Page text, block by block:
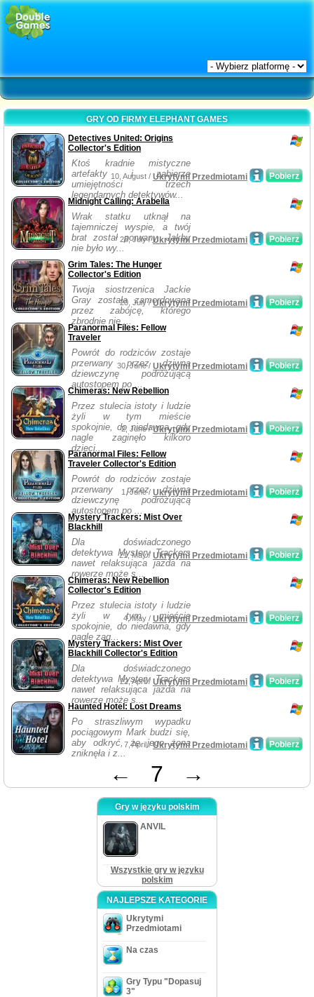
GRY OD FIRMY ELEPHANT GAMES
Detectives United: Origins
Collector's Edition
Ktoś kradnie mistyczne
artefakty i zabierze
umiejętności trzech
legendarnych detektywów...
Pobierz
10, August / Ukrytymi Przedmiotami
Midnight Calling: Arabella
Wrak statku utknął na
tajemniczej wyspie, a twój
brat został porwany. Jakby
nie było wy...
Pobierz
28, July /Ukrytymi Przedmiotami
Grim Tales: The Hunger
Collector's Edition
Twoja siostrzenica Jackie
Gray została zamordowana
przez zabójcę, którego
zbrodnie nie ...
Pobierz
20, July /Ukrytymi Przedmiotami
Paranormal Files: Fellow
Traveler
Powrót do rodziców zostaje
przerwany przez dziwną
dziewczynę podróżującą
autostopem po ...
Pobierz
30, June / Ukrytymi Przedmiotami
Chimeras: New Rebellion
Przez stulecia istoty i ludzie
żyli w tym mieście
spokojnie, do niedawna, gdy
nagle zaginęło kilkoro
dzieci...
Pobierz
2, June /Ukrytymi Przedmiotami
Paranormal Files: Fellow
Traveler Collector's Edition
Powrót do rodziców zostaje
przerwany przez dziwną
dziewczynę podróżującą
autostopem po ...
Pobierz
1, June / Ukrytymi Przedmiotami
Mystery Trackers: Mist Over
Blackhill
Dla doświadczonego
detektywa Mystery Trackers
nawet relaksująca jazda na
rowerze może s...
Pobierz
21, May / Ukrytymi Przedmiotami
Chimeras: New Rebellion
Collector's Edition
Przez stulecia istoty i ludzie
żyli w tym mieście
spokojnie, do niedawna, gdy
nagle zag...
Pobierz
4, May / Ukrytymi Przedmiotami
Mystery Trackers: Mist Over
Blackhill Collector's Edition
Dla doświadczonego
detektywa Mystery Trackers
nawet relaksująca jazda na
rowerze może s...
Pobierz
22, April / Ukrytymi Przedmiotami
Haunted Hotel: Lost Dreams
Po straszliwym wypadku
pociągowym Mark budzi się,
aby odkryć, że jego żona
zniknęła i z...
Pobierz
7, April /Ukrytymi Przedmiotami
← 7 →
Gry w języku polskim
ANVIL
Wszystkie gry w języku
polskim
NAJLEPSZE KATEGORIE
Ukrytymi
Przedmiotami
Na czas
Gry Typu "Dopasuj
3"